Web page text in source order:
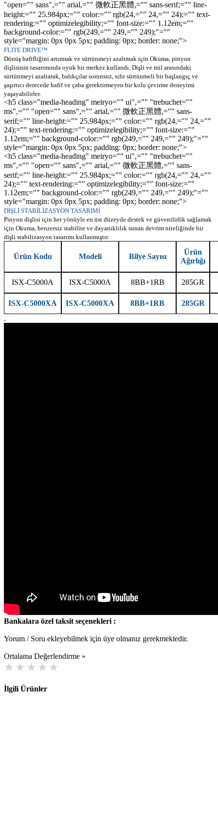
"open="" sans",="" arial,="" 微軟正黑體,="" sans-serif;="" line-
height:="" 25.984px;="" color:="" rgb(24,="" 24,="" 24);="" text-
rendering:="" optimizelegibility;="" font-size:="" 1.12em;=""
background-color:="" rgb(249,="" 249,="" 249);"=""
style="margin: 0px 0px 5px; padding: 0px; border: none;">
FLITE DRIVE™
Dönüş hafifliğini artırmak ve sürtünmeyi azaltmak için Okuma, pinyon
dişlisinin tasarımında oyuk bir merkez kullandı. Dişli ve mil arasındaki
sürtünmeyi azaltarak, balıkçılar sorunsuz, sıfır sürtünmeli bir başlangıç ve
şaşırtıcı derecede hafif ve çaba gerektirmeyen bir kolu çevirme deneyimi
yaşayabilirler.
<h5 class="media-heading" meiryo="" ui",="" "trebuchet=""
ms",="" "open="" sans",="" arial,="" 微軟正黑體,="" sans-
serif;="" line-height:="" 25.984px;="" color:="" rgb(24,="" 24,=""
24);="" text-rendering:="" optimizelegibility;="" font-size:=""
1.12em;="" background-color:="" rgb(249,="" 249,="" 249);"=""
style="margin: 0px 0px 5px; padding: 0px; border: none;">
<h5 class="media-heading" meiryo="" ui",="" "trebuchet=""
ms",="" "open="" sans",="" arial,="" 微軟正黑體,="" sans-
serif;="" line-height:="" 25.984px;="" color:="" rgb(24,="" 24,=""
24);="" text-rendering:="" optimizelegibility;="" font-size:=""
1.12em;="" background-color:="" rgb(249,="" 249,="" 249);"=""
style="margin: 0px 0px 5px; padding: 0px; border: none;">
DİŞLİ STABİLİZASYON TASARIMI
Pinyon dişlisi için her yönüyle en üst düzeyde destek ve güvenilirlik sağlamak
için Okuma, benzersiz stabilite ve dayanıklılık sunan devrim niteliğinde bir
dişli stabilizasyon tasarımı kullanmıştır.
Ürün Kodu Modeli Bilye Sayısı
Ürün
Ağırlığı
ISX-C5000A ISX-C5000A 8BB+1RB 285GR
ISX-C5000XA ISX-C5000XA 8BB+1RB
285GR
.
Bankalara özel taksit seçenekleri :
Yorum / Soru ekleyebilmek için üye olmanız gerekmektedir.
Ortalama Değerlendirme »
İlgili Ürünler